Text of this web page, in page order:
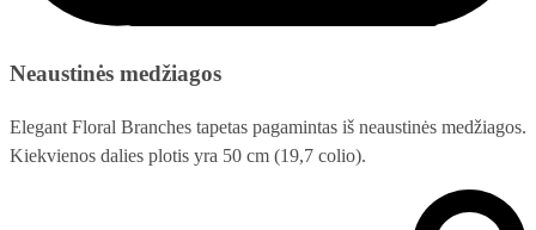
Neaustinės medžiagos
Elegant Floral Branches tapetas pagamintas iš neaustinės medžiagos.
Kiekvienos dalies plotis yra 50 cm (19,7 colio).